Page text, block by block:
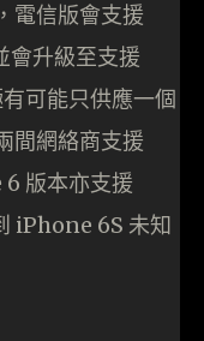
電信版會支援
會升級至支援
可能只供應一個
間網絡商支援
版本亦支援
iPhone 6S 未知